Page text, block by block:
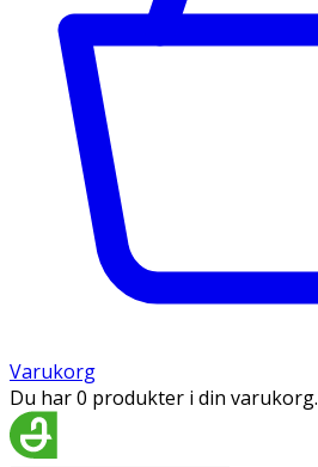
Varukorg
Du har 0 produkter i din varukorg.